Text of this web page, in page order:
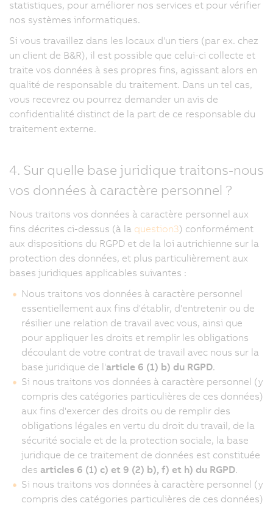
statistiques, pour améliorer nos services et pour vérifier
nos systèmes informatiques.
Si vous travaillez dans les locaux d'un tiers (par ex. chez
un client de B&R), il est possible que celui-ci collecte et
traite vos données à ses propres fins, agissant alors en
qualité de responsable du traitement. Dans un tel cas,
vous recevrez ou pourrez demander un avis de
confidentialité distinct de la part de ce responsable du
traitement externe.
4. Sur quelle base juridique traitons-nous
vos données à caractère personnel ?
Nous traitons vos données à caractère personnel aux
fins décrites ci-dessus (à la question3) conformément
aux dispositions du RGPD et de la loi autrichienne sur la
protection des données, et plus particulièrement aux
bases juridiques applicables suivantes :
Nous traitons vos données à caractère personnel
essentiellement aux fins d'établir, d'entretenir ou de
résilier une relation de travail avec vous, ainsi que
pour appliquer les droits et remplir les obligations
découlant de votre contrat de travail avec nous sur la
base juridique de l'article 6 (1) b) du RGPD.
Si nous traitons vos données à caractère personnel (y
compris des catégories particulières de ces données)
aux fins d'exercer des droits ou de remplir des
obligations légales en vertu du droit du travail, de la
sécurité sociale et de la protection sociale, la base
juridique de ce traitement de données est constituée
des articles 6 (1) c) et 9 (2) b), f) et h) du RGPD.
Si nous traitons vos données à caractère personnel (y
compris des catégories particulières de ces données)